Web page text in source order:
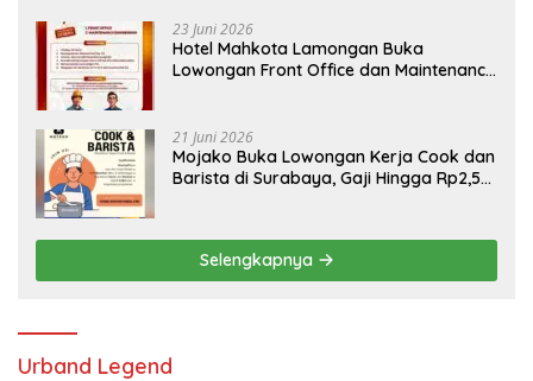
23 Juni 2026
Hotel Mahkota Lamongan Buka
Lowongan Front Office dan Maintenance
21 Juni 2026
Mojako Buka Lowongan Kerja Cook dan
Barista di Surabaya, Gaji Hingga Rp2,5
Selengkapnya
Urband Legend